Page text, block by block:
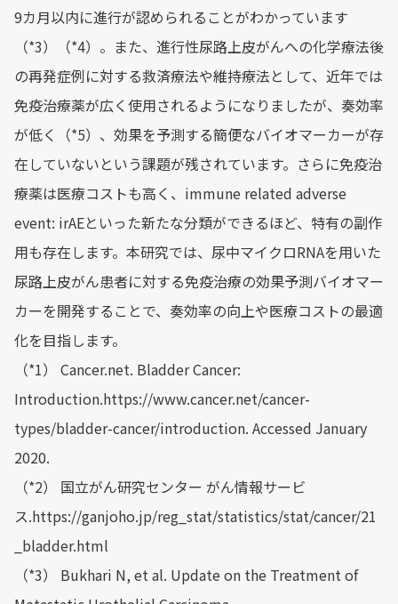
9カ月以内に進行が認められることがわかっています
（*3）（*4）。また、進行性尿路上皮がんへの化学療法後
の再発症例に対する救済療法や維持療法として、近年では
免疫治療薬が広く使用されるようになりましたが、奏効率
が低く（*5）、効果を予測する簡便なバイオマーカーが存
在していないという課題が残されています。さらに免疫治
療薬は医療コストも高く、immune related adverse
event: irAEといった新たな分類ができるほど、特有の副作
用も存在します。本研究では、尿中マイクロRNAを用いた
尿路上皮がん患者に対する免疫治療の効果予測バイオマー
カーを開発することで、奏効率の向上や医療コストの最適
化を目指します。
（*1） Cancer.net. Bladder Cancer:
Introduction.https://www.cancer.net/cancer-
types/bladder-cancer/introduction. Accessed January
2020.
（*2） 国立がん研究センター がん情報サービ
ス.https://ganjoho.jp/reg_stat/statistics/stat/cancer/21
_bladder.html
（*3） Bukhari N, et al. Update on the Treatment of